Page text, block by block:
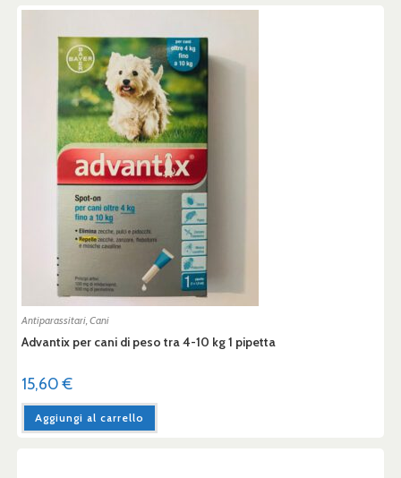
Antiparassitari, Cani
Advantix per cani di peso tra 4-10 kg 1 pipetta
15,60€
Aggiungi al carrello